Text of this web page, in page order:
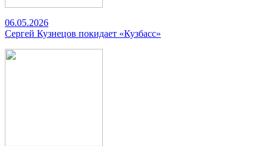
06.05.2026
Сергей Кузнецов покидает «Кузбасс»